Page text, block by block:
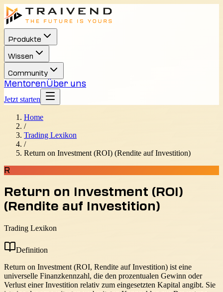
Produkte
Wissen
Community
MentorenÜber uns
Jetzt starten
Home
/
Trading Lexikon
/
Return on Investment (ROI) (Rendite auf Investition)
R
Return on Investment (ROI)
(Rendite auf Investition)
Trading Lexikon
Definition
Return on Investment (ROI, Rendite auf Investition) ist eine
universelle Finanzkennzahl, die den prozentualen Gewinn oder
Verlust einer Investition relativ zum eingesetzten Kapital angibt. Sie